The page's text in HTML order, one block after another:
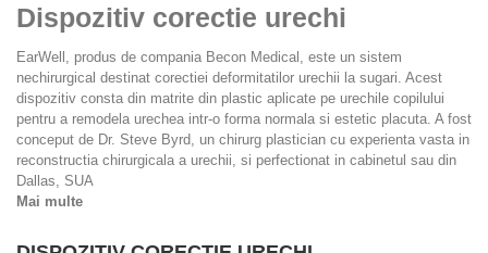
Dispozitiv corectie urechi
EarWell, produs de compania Becon Medical, este un sistem
nechirurgical destinat corectiei deformitatilor urechii la sugari. Acest
dispozitiv consta din matrite din plastic aplicate pe urechile copilului
pentru a remodela urechea intr-o forma normala si estetic placuta. A fost
conceput de Dr. Steve Byrd, un chirurg plastician cu experienta vasta in
reconstructia chirurgicala a urechii, si perfectionat in cabinetul sau din
Dallas, SUA
Mai multe